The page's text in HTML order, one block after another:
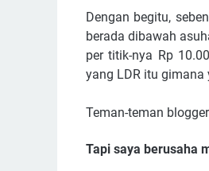
Dengan begitu,
berada dibawah
per titik-nya Rp
yang LDR itu gimana
Teman-teman
Tapi saya berusaha